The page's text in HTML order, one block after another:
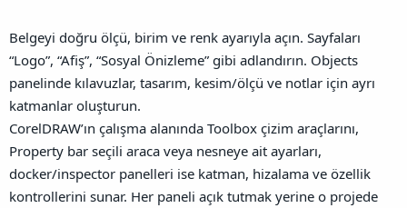
Belgeyi doğru ölçü, birim ve renk ayarıyla açın. Sayfaları
“Logo”, “Afiş”, “Sosyal Önizleme” gibi adlandırın. Objects
panelinde kılavuzlar, tasarım, kesim/ölçü ve notlar için ayrı
katmanlar oluşturun.
CorelDRAW’ın çalışma alanında Toolbox çizim araçlarını,
Property bar seçili araca veya nesneye ait ayarları,
docker/inspector panelleri ise katman, hizalama ve özellik
kontrollerini sunar. Her paneli açık tutmak yerine o projede